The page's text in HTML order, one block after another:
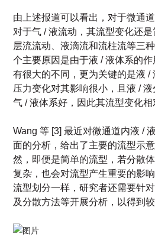
由上述报道可以看出，对于微通
对于气 / 液流动，其流型变化还
层流流动、液滴流和流柱流等三
个主要原因是由于液 / 液体系的
有很大的不同，更为关键的是液 /
压力变化对其影响很小，且液 / 液
气 / 液体系好，因此其流型变化相
Wang 等 [3] 最近对微通道内液 /
面的分析，给出了主要的流型示
然，即便是简单的流型，若分散
复杂，也会对流型产生重要的影
流型划分一样，研究者还需要针
及分散方法等开展分析，以得到